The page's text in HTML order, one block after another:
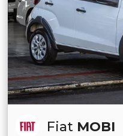
Fiat MOBI